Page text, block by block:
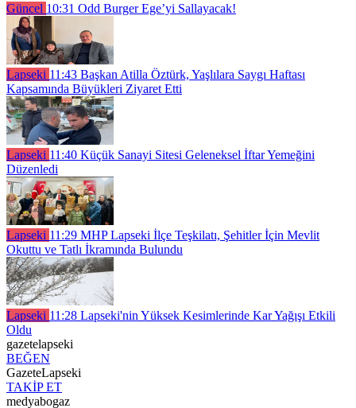
Güncel 10:31 Odd Burger Ege’yi Sallayacak!
Lapseki 11:43 Başkan Atilla Öztürk, Yaşlılara Saygı Haftası
Kapsamında Büyükleri Ziyaret Etti
Lapseki 11:40 Küçük Sanayi Sitesi Geleneksel İftar Yemeğini
Düzenledi
Lapseki 11:29 MHP Lapseki İlçe Teşkilatı, Şehitler İçin Mevlit
Okuttu ve Tatlı İkramında Bulundu
Lapseki 11:28 Lapseki'nin Yüksek Kesimlerinde Kar Yağışı Etkili
Oldu
gazetelapseki
BEĞEN
GazeteLapseki
TAKİP ET
medyabogaz